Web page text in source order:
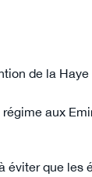
de la Haye
aux
éviter que les